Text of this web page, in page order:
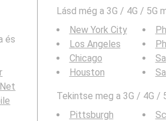
és
Lásd még a 3G / 4G / 5G
New York City
Los Angeles
Chicago
Houston
Tekintse meg a 3G / 4G
Pittsburgh